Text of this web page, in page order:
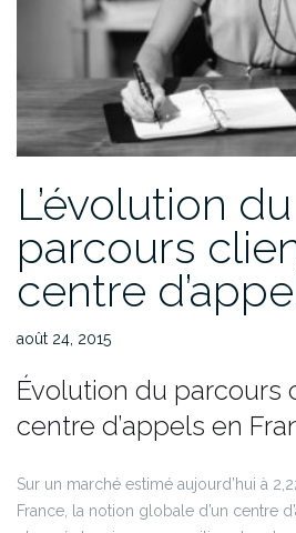
L’évolution du
parcours
centre
août 24, 2015
Évolution du parcours
centre d’appels en
Sur un marché estimé aujourd’hui à
France, la notion globale d’un centre